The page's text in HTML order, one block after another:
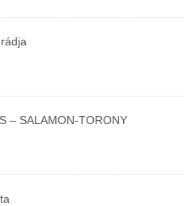
– SALAMON-TORONY